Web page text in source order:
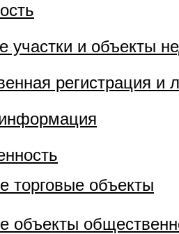
участки и объекты
регистрация и
торговые объекты
объекты